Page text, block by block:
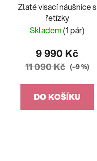
Zlaté visací náušnice s
řetízky
Skladem(1 pár)
9 990 Kč
11 090 Kč (–9 %)
DO KOŠÍKU